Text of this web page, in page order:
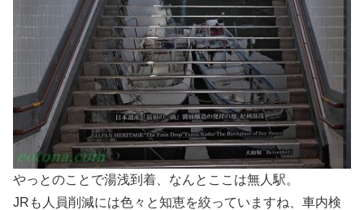
やっとのことで湯浅到着、なんとここは無人駅。
JRも人員削減には色々と知恵を絞っていますね、車内検